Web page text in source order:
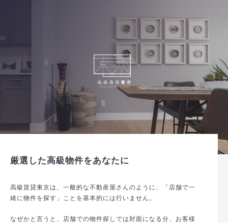
厳選した高級物件をあなたに
高級賃貸東京は、一般的な不動産屋さんのように、「店舗で一
緒に物件を探す」ことを基本的には行いません。
なぜかと言うと、店舗での物件探しでは対面になる分、お客様